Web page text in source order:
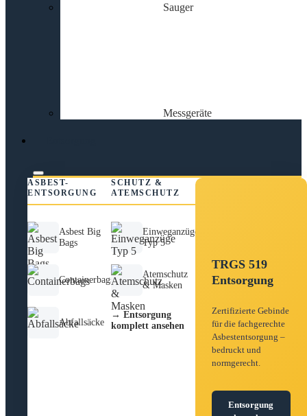
Sauger
Messgeräte
ASBEST-
ENTSORGUNG
Asbest Big
Bags
Containerbags
Abfallsäcke
SCHUTZ &
ATEMSCHUTZ
Einweganzüge
Typ 5
Atemschutz
& Masken
→ Entsorgung
komplett ansehen
TRGS 519
Entsorgung
Zertifizierte Gebinde
für die fachgerechte
Asbestentsorgung –
bedruckt und
normgerecht.
Entsorgung